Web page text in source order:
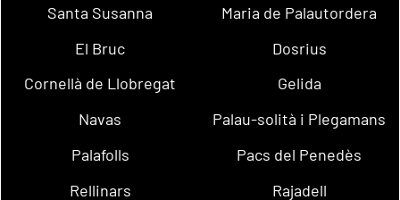
Santa Susanna
Maria de Palautordera
El Bruc
Dosrius
Cornellà de Llobregat
Gelida
Navas
Palau-solità i Plegamans
Palafolls
Pacs del Penedès
Rellinars
Rajadell